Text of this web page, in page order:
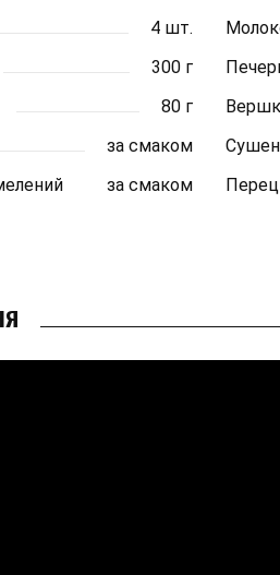
4 шт.
300 г
80 г
за смаком
за смаком